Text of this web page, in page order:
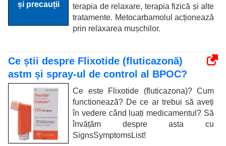
terapia de relaxare, terapia fizică și alte
tratamente. Metocarbamolul acționează
prin relaxarea mușchilor.
Ce știi despre Flixotide (fluticazonă)
astm și spray-ul de control al BPOC?
Ce este Flixotide (fluticazona)? Cum
functioneazã? De ce ar trebui să aveți
în vedere când luați medicamentul? Să
învățăm despre asta cu
SignsSymptomsList!